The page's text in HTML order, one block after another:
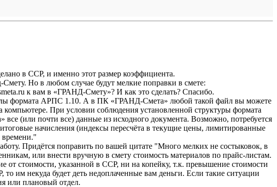
в ССР, и именно этот размер коэффициента.
Но в любом случае будут мелкие поправки в смете:
к вам в «ГРАНД-Смету»? И как это сделать? Спасибо.
формата АРПС 1.10. А в ПК «ГРАНД-Смета» любой такой файл вы можете
При условии соблюдения установленной структуры формата
(или почти все) данные из исходного документа. Возможно, потребуется
начисления (индексы пересчёта в текущие цены, лимитированные
времени."
Придётся поправить по вашей цитате "Много мелких не состыковок, в
или внести вручную в смету стоимость материалов по прайс-листам.
от стоимости, указанной в ССР, ни на копейку, т.к. превышение стоимости
им некуда будет деть недоплаченные вам деньги. Если такие ситуации
или плановый отдел.